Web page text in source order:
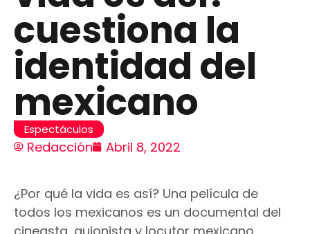
cuestiona la
identidad del
mexicano
Espectáculos
Redacción Abril 8, 2022
¿Por qué la vida es así? Una película de
todos los mexicanos es un documental del